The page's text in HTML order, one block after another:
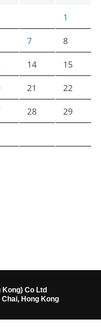
1
7 8
14 15
21 22
28 29
Kong) Co Ltd
Hong Kong